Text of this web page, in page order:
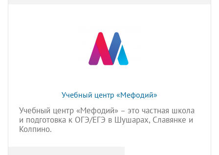
Учебный центр «Мефодий»
Учебный центр «Мефодий» – это частная школа
и подготовка к ОГЭ/ЕГЭ в Шушарах, Славянке и
Колпино.